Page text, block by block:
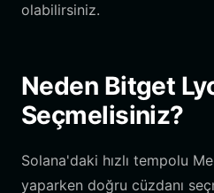
olabilirsiniz.
Neden Bitget
Seçmelisiniz?
Solana'daki hızlı tempolu
yaparken doğru cüzdanı